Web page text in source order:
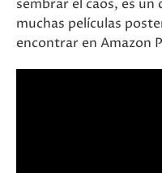
sembrar el caos, es un
muchas películas
encontrar en Amazon